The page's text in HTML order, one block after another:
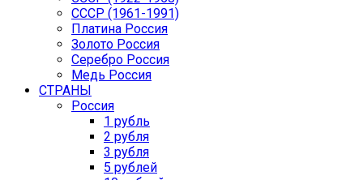
CCCР (1961-1991)
Платина Россия
Золото Россия
Серебро Россия
Медь Россия
СТРАНЫ
Россия
1 рубль
2 рубля
3 рубля
5 рублей